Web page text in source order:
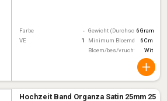
Farbe - Gewicht (Durchschnitt)
6 Gram
VE
1 Minimum Bloemdiameter
6 Cm
Bloem/bes/vruchtkleurWit
Hochzeit Band Organza Satin 25mm 25m